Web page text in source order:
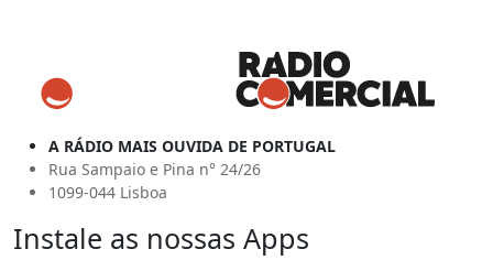
A RÁDIO MAIS OUVIDA DE PORTUGAL
Rua Sampaio e Pina n° 24/26
1099-044 Lisboa
Instale as nossas Apps